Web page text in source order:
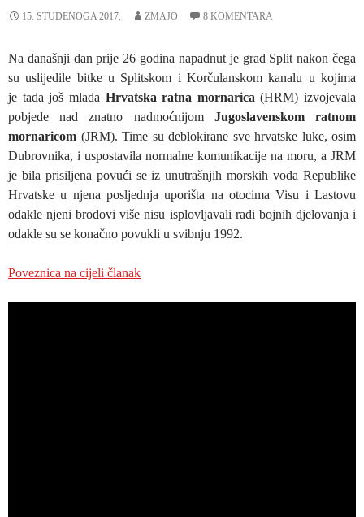
15. STUDENOGA 2017. ZMAJO 8 KOMENTARA
Na današnji dan prije 26 godina napadnut je grad Split nakon čega
su uslijedile bitke u Splitskom i Korčulanskom kanalu u kojima
je tada još mlada Hrvatska ratna mornarica (HRM) izvojevala
pobjede nad znatno nadmoćnijom Jugoslavenskom ratnom
mornaricom (JRM). Time su deblokirane sve hrvatske luke, osim
Dubrovnika, i uspostavila normalne komunikacije na moru, a JRM
je bila prisiljena povući se iz unutrašnjih morskih voda Republike
Hrvatske u njena posljednja uporišta na otocima Visu i Lastovu
odakle njeni brodovi više nisu isplovljavali radi bojnih djelovanja i
odakle su se konačno povukli u svibnju 1992.
Poveznica na cijeli članak